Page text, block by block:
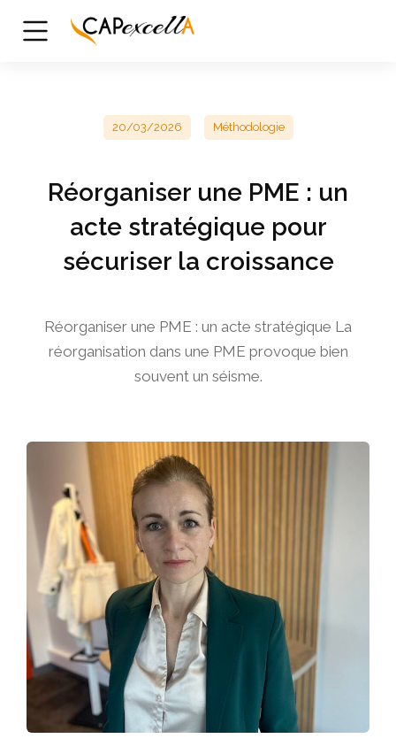
20/03/2026 Méthodologie
Réorganiser une PME : un
acte stratégique pour
sécuriser la croissance
Réorganiser une PME : un acte stratégique La
réorganisation dans une PME provoque bien
souvent un séisme.